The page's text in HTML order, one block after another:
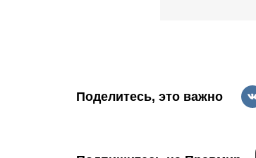
Поделитесь, это важно